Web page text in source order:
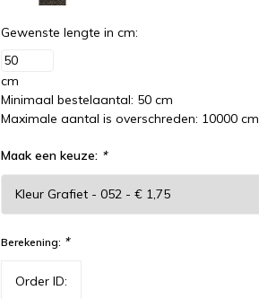
Gewenste lengte in cm:
cm
Minimaal bestelaantal: 50 cm
Maximale aantal is overschreden: 10000 cm
Maak een keuze: *
Berekening: *